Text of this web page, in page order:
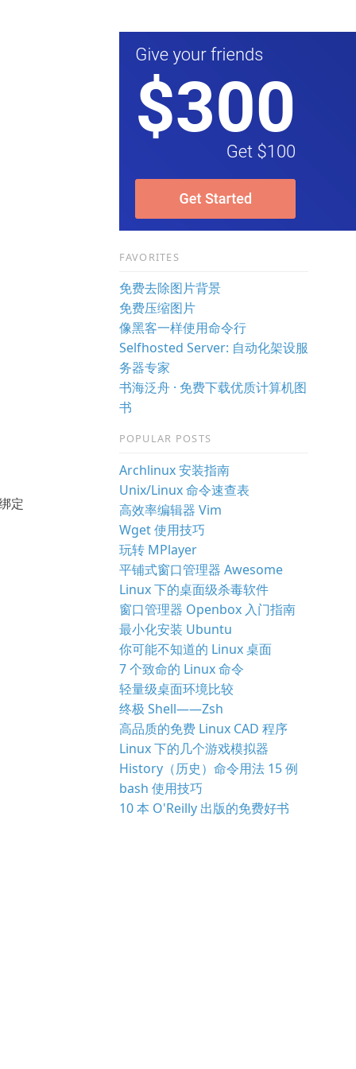
定
FAVORITES
免费去除图片背景
免费压缩图片
像黑客一样使用命令行
Selfhosted Server: 自动化架设服
务器专家
书海泛舟 · 免费下载优质计算机图
书
POPULAR POSTS
Archlinux 安装指南
Unix/Linux 命令速查表
高效率编辑器 Vim
Wget 使用技巧
玩转 MPlayer
平铺式窗口管理器 Awesome
Linux 下的桌面级杀毒软件
窗口管理器 Openbox 入门指南
最小化安装 Ubuntu
你可能不知道的 Linux 桌面
7 个致命的 Linux 命令
轻量级桌面环境比较
终极 Shell——Zsh
高品质的免费 Linux CAD 程序
Linux 下的几个游戏模拟器
History（历史）命令用法 15 例
bash 使用技巧
10 本 O'Reilly 出版的免费好书